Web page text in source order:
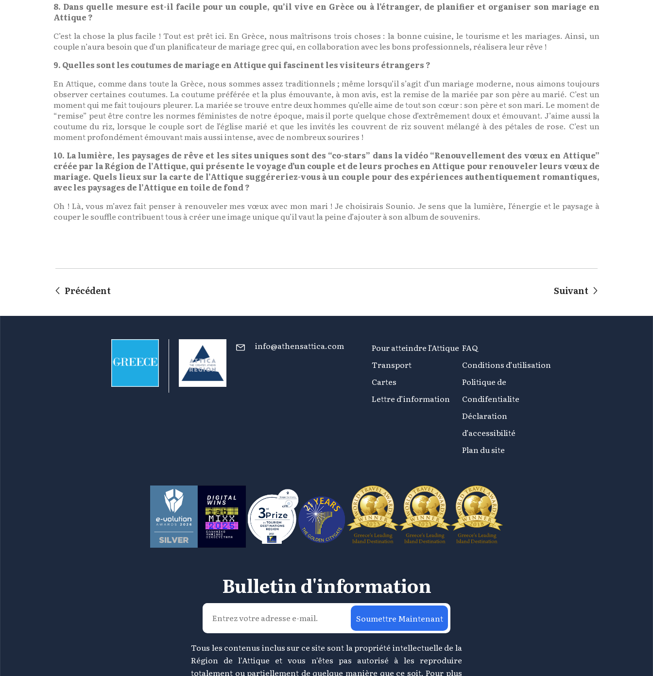
8. Dans quelle mesure est-il facile pour un couple, qu’il vive en Grèce ou à l’étranger, de planifier et organiser son mariage en
Attique ?
C’est la chose la plus facile ! Tout est prêt ici. En Grèce, nous maîtrisons trois choses : la bonne cuisine, le tourisme et les mariages. Ainsi, un
couple n’aura besoin que d’un planificateur de mariage grec qui, en collaboration avec les bons professionnels, réalisera leur rêve !
9. Quelles sont les coutumes de mariage en Attique qui fascinent les visiteurs étrangers ?
En Attique, comme dans toute la Grèce, nous sommes assez traditionnels ; même lorsqu’il s’agit d’un mariage moderne, nous aimons toujours
observer certaines coutumes. La coutume préférée et la plus émouvante, à mon avis, est la remise de la mariée par son père au marié. C’est un
moment qui me fait toujours pleurer. La mariée se trouve entre deux hommes qu’elle aime de tout son cœur : son père et son mari. Le moment de
“remise” peut être contre les normes féministes de notre époque, mais il porte quelque chose d’extrêmement doux et émouvant. J’aime aussi la
coutume du riz, lorsque le couple sort de l’église marié et que les invités les couvrent de riz souvent mélangé à des pétales de rose. C’est un
moment profondément émouvant mais aussi intense, avec de nombreux sourires !
10. La lumière, les paysages de rêve et les sites uniques sont des “co-stars” dans la vidéo “Renouvellement des vœux en Attique”
créée par la Région de l’Attique, qui présente le voyage d’un couple et de leurs proches en Attique pour renouveler leurs vœux de
mariage. Quels lieux sur la carte de l’Attique suggéreriez-vous à un couple pour des expériences authentiquement romantiques,
avec les paysages de l’Attique en toile de fond ?
Oh ! Là, vous m’avez fait penser à renouveler mes vœux avec mon mari ! Je choisirais Sounio. Je sens que la lumière, l’énergie et le paysage à
couper le souffle contribuent tous à créer une image unique qu’il vaut la peine d’ajouter à son album de souvenirs.
Précédent Suivant
info@athensattica.com
Pour atteindre l’Attique
Transport
Cartes
Lettre d’information
FAQ
Conditions d’utilisation
Politique de
Condifentialite
Déclaration
d’accessibilité
Plan du site
Bulletin d'information
Soumettre Maintenant
Tous les contenus inclus sur ce site sont la propriété intellectuelle de la
Région de l'Attique et vous n'êtes pas autorisé à les reproduire
totalement ou partiellement de quelque manière que ce soit. Pour plus